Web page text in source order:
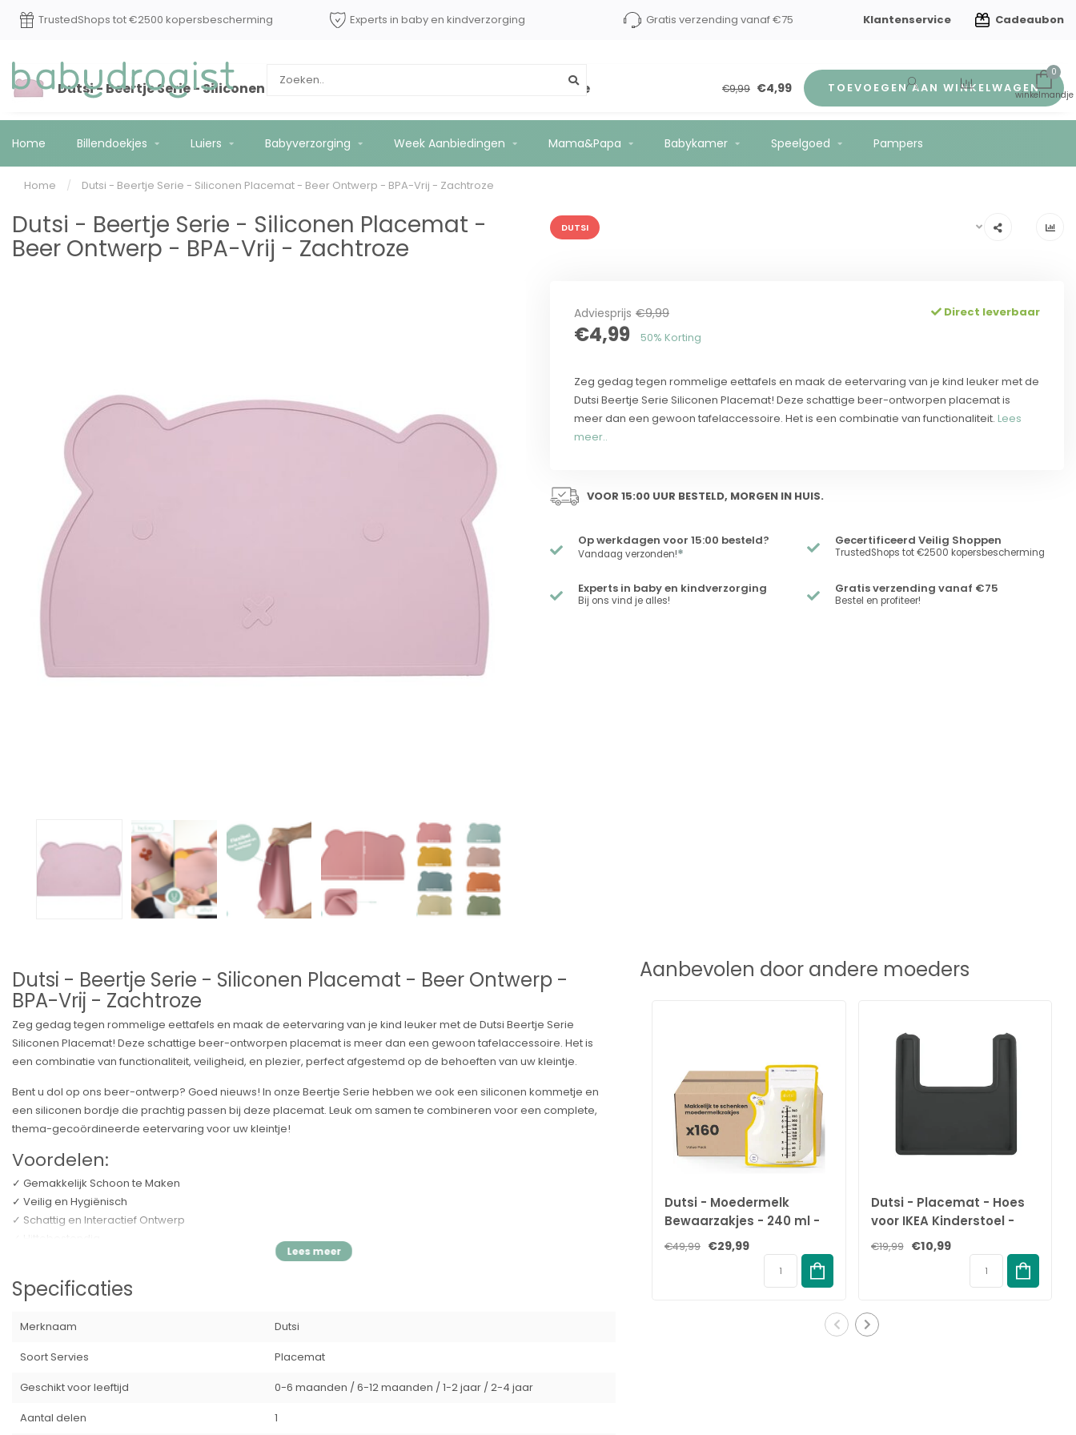
TrustedShops tot €2500 kopersbescherming Experts in baby en kindverzorging Gratis verzending vanaf €75 Klantenservice Cadeaubon
0
Home Billendoekjes Luiers Babyverzorging Week Aanbiedingen Mama&Papa Babykamer Speelgoed Pampers
Home / Dutsi - Beertje Serie - Siliconen Placemat - Beer Ontwerp - BPA-Vrij - Zachtroze
Dutsi - Beertje Serie - Siliconen Placemat - Beer Ontwerp - BPA-Vrij - Zachtroze €9,99 €4,99 TOEVOEGEN AAN WINKELWAGEN
Dutsi - Beertje Serie - Siliconen Placemat -
Beer Ontwerp - BPA-Vrij - Zachtroze
DUTSI
Adviesprijs €9,99
€4,99 50% Korting
Direct leverbaar
Zeg gedag tegen rommelige eettafels en maak de eetervaring van je kind leuker met de
Dutsi Beertje Serie Siliconen Placemat! Deze schattige beer-ontworpen placemat is
meer dan een gewoon tafelaccessoire. Het is een combinatie van functionaliteit. Lees
meer..
VOOR 15:00 UUR BESTELD, MORGEN IN HUIS.
Op werkdagen voor 15:00 besteld?
Vandaag verzonden!*
Gecertificeerd Veilig Shoppen
TrustedShops tot €2500 kopersbescherming
Experts in baby en kindverzorging
Bij ons vind je alles!
Gratis verzending vanaf €75
Bestel en profiteer!
Dutsi - Beertje Serie - Siliconen Placemat - Beer Ontwerp -
BPA-Vrij - Zachtroze
Zeg gedag tegen rommelige eettafels en maak de eetervaring van je kind leuker met de Dutsi Beertje Serie
Siliconen Placemat! Deze schattige beer-ontworpen placemat is meer dan een gewoon tafelaccessoire. Het is
een combinatie van functionaliteit, veiligheid, en plezier, perfect afgestemd op de behoeften van uw kleintje.
Bent u dol op ons beer-ontwerp? Goed nieuws! In onze Beertje Serie hebben we ook een siliconen kommetje en
een siliconen bordje die prachtig passen bij deze placemat. Leuk om samen te combineren voor een complete,
thema-gecoördineerde eetervaring voor uw kleintje!
Voordelen:
✓ Gemakkelijk Schoon te Maken
✓ Veilig en Hygiënisch
✓ Schattig en Interactief Ontwerp
Gemakkelijk Schoon te Maken
Met een soepel, siliconen oppervlak kan deze placemat in een handomdraai worden gereinigd. Hij is zelfs
Deze placemat is gemaakt van 100% food-grade siliconen en is volledig BPA-vrij, waardoor het een veilige keuze is
voor uw kleintje.
Specificaties
Merknaam
Dutsi
Soort Servies
Placemat
Geschikt voor leeftijd
0-6 maanden / 6-12 maanden / 1-2 jaar / 2-4 jaar
Aantal delen
1
Aanbevolen door andere moeders
Dutsi - Moedermelk
Bewaarzakjes - 240 ml -
160 stuks – Lekvrije
borstvoeding zakjes met
dubbele sluiting – BPA-vrij
schenktuit - Recyclebaar
€49,99 €29,99
Dutsi - Placemat - Hoes
voor IKEA Kinderstoel -
Antraciet - Antilop -
€19,99 €10,99